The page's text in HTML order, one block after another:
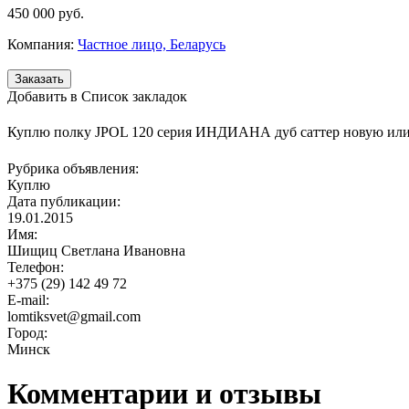
450 000 руб.
Компания: Частное лицо, Беларусь
Добавить в Список закладок
Куплю полку JPOL 120 серия ИНДИАНА дуб саттер новую
Рубрика объявления:
Куплю
Дата публикации:
19.01.2015
Имя:
Шищиц Светлана Ивановна
Телефон:
+375 (29) 142 49 72
E-mail:
lomtiksvet@gmail.com
Город:
Минск
Комментарии и отзывы